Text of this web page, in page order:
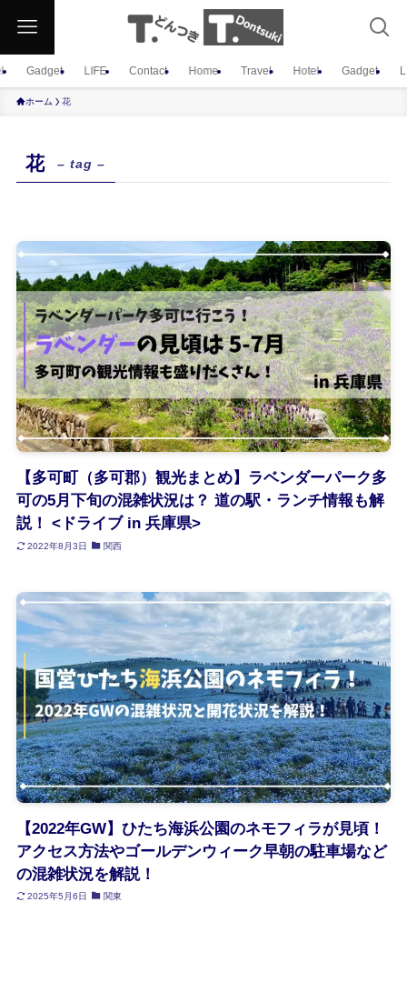
Gadget LIFE Contact Home Travel Hotel Gadget
ホーム 花
花 – tag –
【多可町（多可郡）観光まとめ】ラベンダーパーク多
可の5月下旬の混雑状況は？ 道の駅・ランチ情報も解
説！ <ドライブ in 兵庫県>
2022年8月3日 関西
【2022年GW】ひたち海浜公園のネモフィラが見頃！
アクセス方法やゴールデンウィーク早朝の駐車場など
の混雑状況を解説！
2025年5月6日 関東